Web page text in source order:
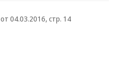
от 04.03.2016, стр. 14